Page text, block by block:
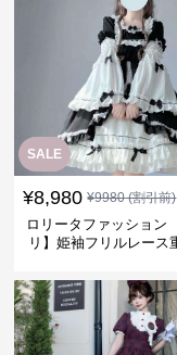
SALE
¥8,980 ¥9980(割引前)
ロリータファッション
リ】姫袖フリルレース